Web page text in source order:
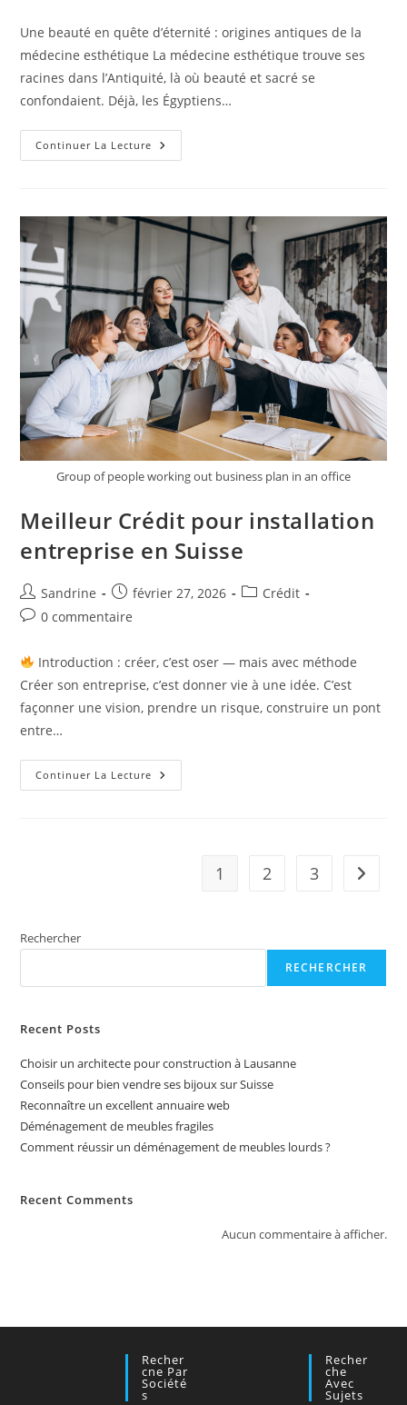
publication :
Une beauté en quête d’éternité : origines antiques de la
médecine esthétique La médecine esthétique trouve ses
racines dans l’Antiquité, là où beauté et sacré se
confondaient. Déjà, les Égyptiens…
Continuer La Lecture Historie
Complète
Group of people working out business plan in an office
Meilleur Crédit pour installation
entreprise en Suisse
Auteur/autrice
de
Sandrine
Publication
publiée :
février 27, 2026
PostCrédit
Commentaires
la
publication :
0 commentaire
Introduction : créer, c’est oser — mais avec méthode
Créer son entreprise, c’est donner vie à une idée. C’est
façonner une vision, prendre un risque, construire un pont
entre…
Continuer La Lecture Meilleur
Crédit
1 2 3 Aller à
Rechercher
RECHERCHER
Recent Posts
Choisir un architecte pour construction à Lausanne
Conseils pour bien vendre ses bijoux sur Suisse
Reconnaître un excellent annuaire web
Déménagement de meubles fragiles
Comment réussir un déménagement de meubles lourds ?
Recent Comments
Aucun commentaire à afficher.
Recher
Cne Par
Société
S
Recher
Che
Avec
Sujets